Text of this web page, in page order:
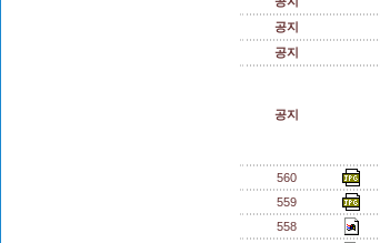
공지
공지
공지
560
559
558